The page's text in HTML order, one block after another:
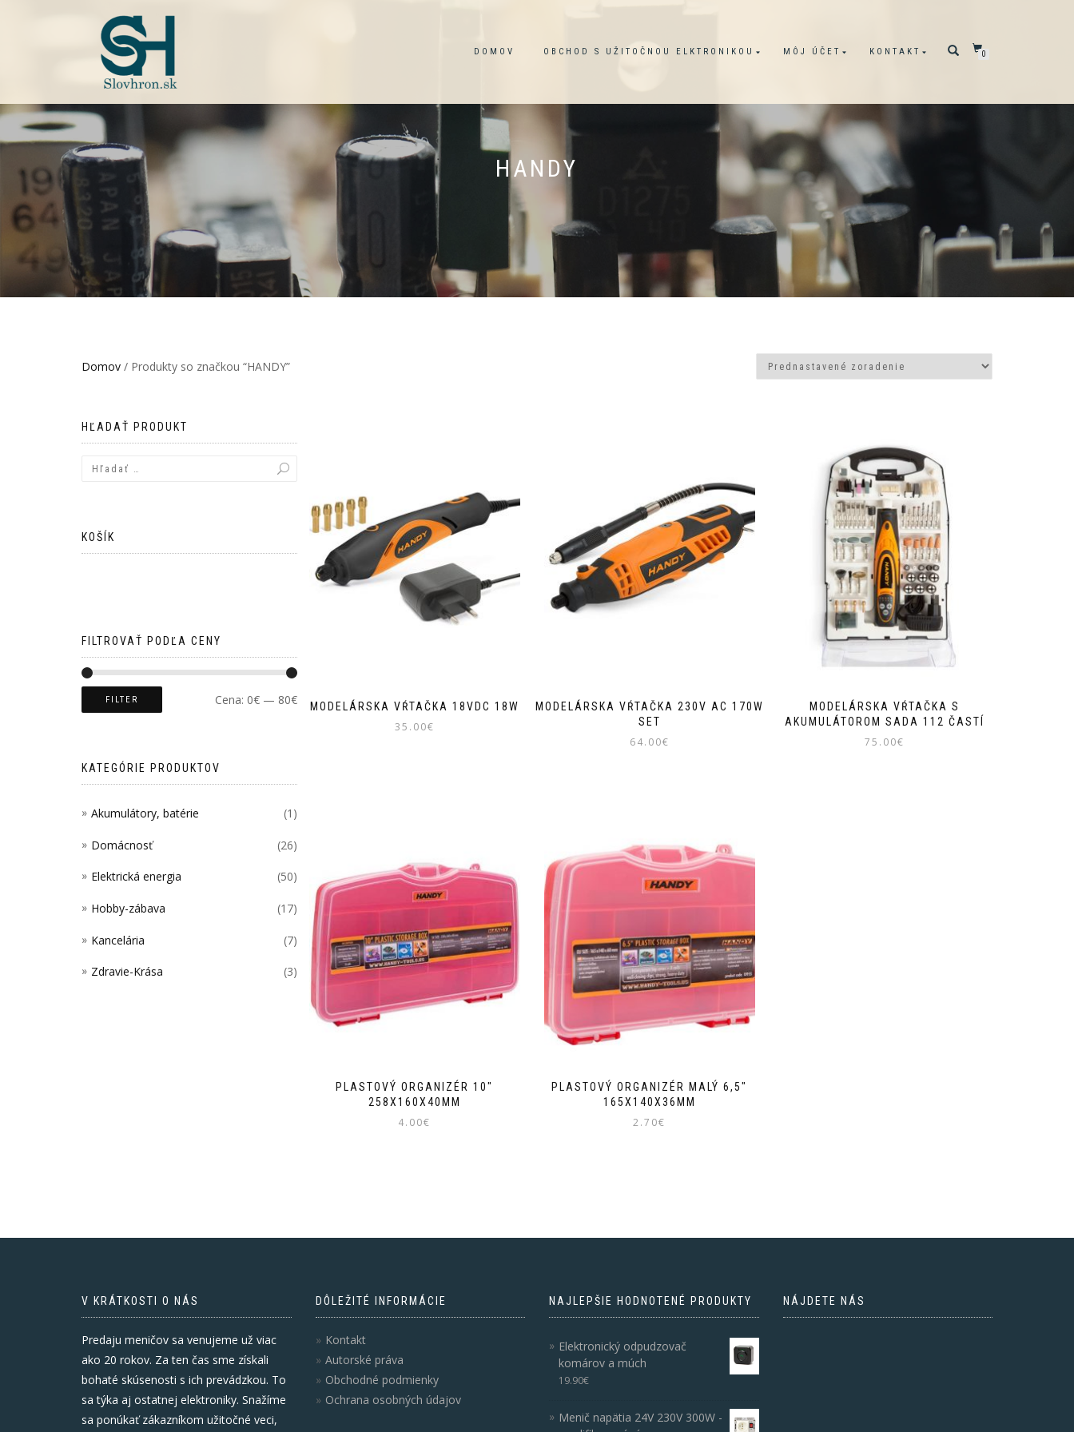
DOMOV OBCHOD S UŽITOČNOU ELKTRONIKOU MÔJ ÚČET KONTAKT 0
HANDY
Domov / Produkty so značkou “HANDY”
MODELÁRSKA VŔTAČKA 18VDC 18W
35.00€
MODELÁRSKA VŔTAČKA 230V AC 170W
SET
64.00€
MODELÁRSKA VŔTAČKA S
AKUMULÁTOROM SADA 112 ČASTÍ
75.00€
PLASTOVÝ ORGANIZÉR 10″
258X160X40MM
4.00€
PLASTOVÝ ORGANIZÉR MALÝ 6,5″
165X140X36MM
2.70€
HĽADAŤ PRODUKT
KOŠÍK
FILTROVAŤ PODĽA CENY
FILTER Cena: 0€ — 80€
KATEGÓRIE PRODUKTOV
Akumulátory, batérie (1)
Domácnosť (26)
Elektrická energia (50)
Hobby-zábava (17)
Kancelária (7)
Zdravie-Krása (3)
V KRÁTKOSTI O NÁS
Predaju meničov sa venujeme už viac
ako 20 rokov. Za ten čas sme získali
bohaté skúsenosti s ich prevádzkou. To
sa týka aj ostatnej elektroniky. Snažíme
sa ponúkať zákazníkom užitočné veci,
DÔLEŽITÉ INFORMÁCIE
Kontakt
Autorské práva
Obchodné podmienky
Ochrana osobných údajov
NAJLEPŠIE HODNOTENÉ PRODUKTY
Elektronický odpudzovač
komárov a múch
19.90€
Menič napätia 24V 230V 300W -
NÁJDETE NÁS